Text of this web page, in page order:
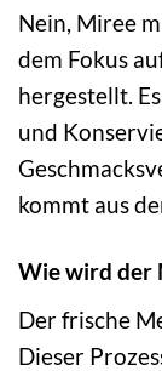
Nein, Miree
dem Fokus
hergestellt.
und
kommt aus
Wie wird der
Der frische
Dieser